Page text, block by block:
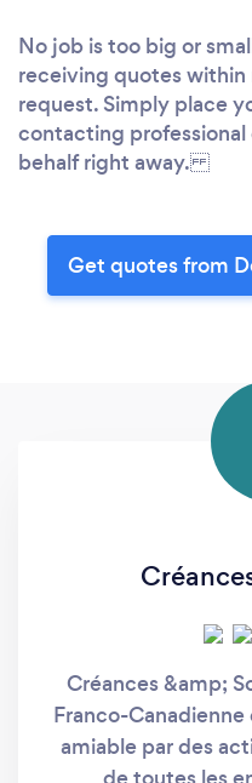
No job is too big or
receiving quotes
request. Simply place
contacting
behalf right away.
Get quotes from
Créances &amp;
Franco-
amiable par des